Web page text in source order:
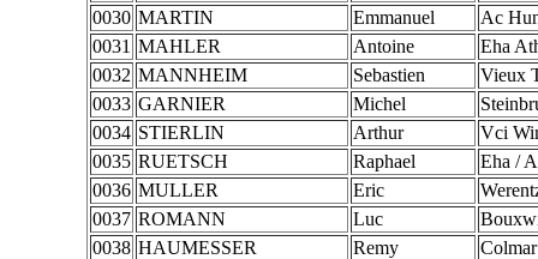
0030 MARTIN Emmanuel
Ac
0031 MAHLER Antoine
Eha
0032 MANNHEIM Sebastien
Vieux
0033 GARNIER Michel
0034 STIERLIN Arthur
Vci
0035 RUETSCH Raphael
Eha /
0036 MULLER Eric
0037 ROMANN Luc
0038 HAUMESSER Remy
Colmar